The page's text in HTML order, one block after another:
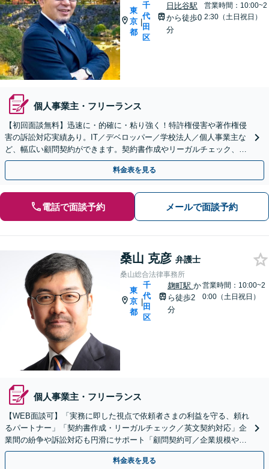
東
京
都
|
千
代
田
区
日比谷駅
から徒歩0
分
営業時間：10:00~2
2:30（土日祝日）
個人事業主・フリーランス
【初回面談無料】迅速に・的確に・粘り強く！特許権侵害や著作権侵
害の訴訟対応実績あり。IT／デベロッパー／学校法人／個人事業主な
ど、幅広い顧問契約ができます。契約書作成やリーガルチェック、従
業員トラブル、企業間トラブルなどもお任せください。
料金表を見る
電話で面談予約 メールで面談予約
桑山 克彦 弁護士
桑山総合法律事務所
東
京
都
|
千
代
田
区
麹町駅 か
ら徒歩2
分
営業時間：10:00~2
0:00（土日祝日）
個人事業主・フリーランス
【WEB面談可】「実務に即した視点で依頼者さまの利益を守る、頼れ
るパートナー」「契約書作成・リーガルチェック／英文契約対応」企
業間の紛争や訴訟対応も円滑にサポート「顧問契約可／企業規模や業
種に応じて柔軟にカスタマイズ」【休日・夜間相談可】
料金表を見る